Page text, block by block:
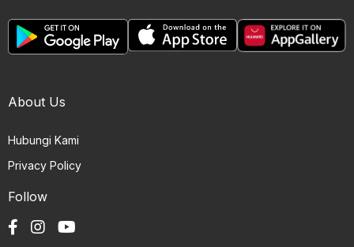
About Us
Hubungi Kami
Privacy Policy
Follow